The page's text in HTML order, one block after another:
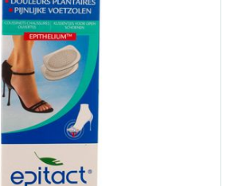
Kamertemperatuur (15°C - 25°C)